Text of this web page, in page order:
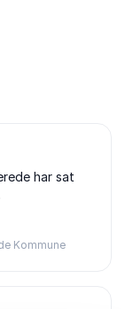
har sat
Kommune